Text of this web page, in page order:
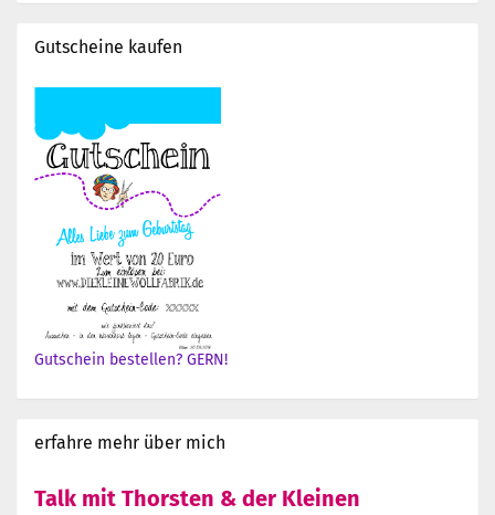
Gutscheine kaufen
Gutschein bestellen? GERN!
erfahre mehr über mich
Talk mit Thorsten & der Kleinen